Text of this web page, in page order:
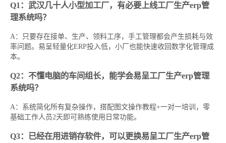
Q1：武汉几十人小型加工厂，有必要上线工厂生产erp管
理系统吗？
A：只要存在接单、生产、领料工序，手工管理都会产生损耗与效
率问题。易呈轻量化ERP投入低，小厂也能快速收回数字化管理成
本。
Q2：不懂电脑的车间组长，能学会易呈工厂生产erp管理
系统吗？
A：系统简化所有复杂操作，搭配图文操作教程+一对一培训，零
基础工作人员2天即可熟练使用日常功能。
Q3：已经在用进销存软件，可以更换易呈工厂生产erp管